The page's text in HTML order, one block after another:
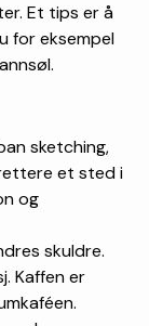
Et tips er å
for eksempel
sketching,
et sted i
og
skuldre.
Kaffen er